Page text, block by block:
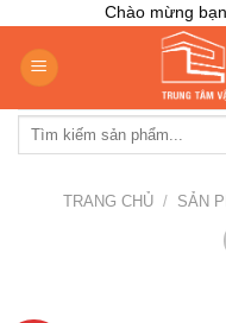
content
Chào mừng
Tìm
TRANG CHỦ / SẢN